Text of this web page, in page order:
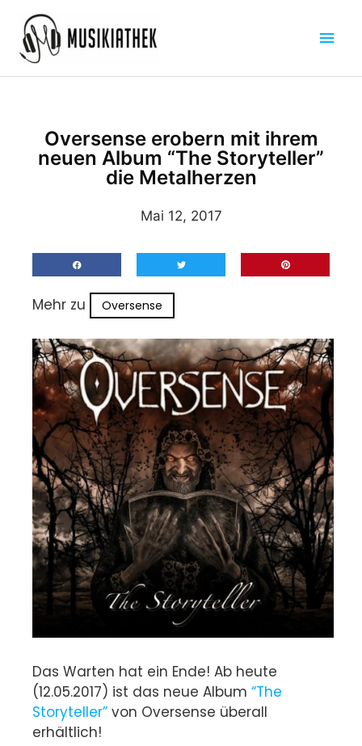
Inhalt
springen
Oversense erobern mit ihrem
neuen Album “The Storyteller”
die Metalherzen
Mai 12, 2017
Mehr zu Oversense
Das Warten hat ein Ende! Ab heute
(12.05.2017) ist das neue Album “The
Storyteller” von Oversense überall
erhältlich!